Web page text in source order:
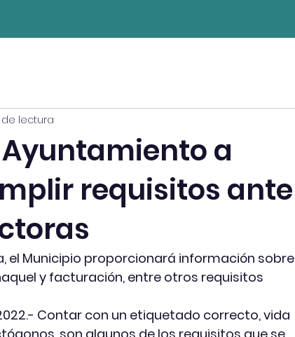
a
requisitos ante
de lectura
el Municipio proporcionará información sobre
y facturación, entre otros requisitos
Contar con un etiquetado correcto, vida